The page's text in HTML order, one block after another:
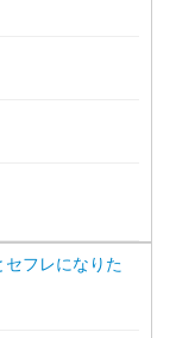
フレになりた